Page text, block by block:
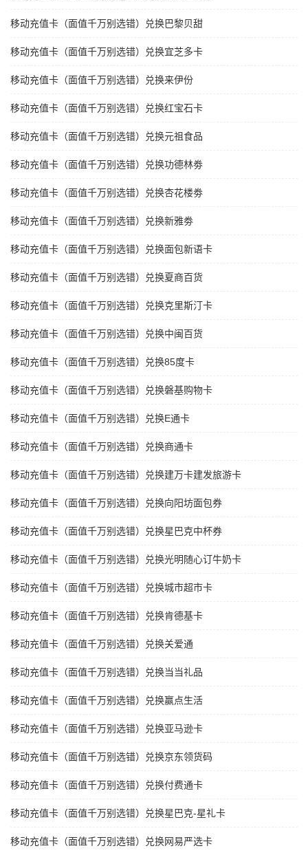
移动充值卡（面值千万别选错）兑换巴黎贝甜
移动充值卡（面值千万别选错）兑换宜芝多卡
移动充值卡（面值千万别选错）兑换来伊份
移动充值卡（面值千万别选错）兑换红宝石卡
移动充值卡（面值千万别选错）兑换元祖食品
移动充值卡（面值千万别选错）兑换功德林劵
移动充值卡（面值千万别选错）兑换杏花楼劵
移动充值卡（面值千万别选错）兑换新雅劵
移动充值卡（面值千万别选错）兑换面包新语卡
移动充值卡（面值千万别选错）兑换夏商百货
移动充值卡（面值千万别选错）兑换克里斯汀卡
移动充值卡（面值千万别选错）兑换中闽百货
移动充值卡（面值千万别选错）兑换85度卡
移动充值卡（面值千万别选错）兑换磐基购物卡
移动充值卡（面值千万别选错）兑换E通卡
移动充值卡（面值千万别选错）兑换商通卡
移动充值卡（面值千万别选错）兑换建万卡建发旅游卡
移动充值卡（面值千万别选错）兑换向阳坊面包券
移动充值卡（面值千万别选错）兑换星巴克中杯券
移动充值卡（面值千万别选错）兑换光明随心订牛奶卡
移动充值卡（面值千万别选错）兑换城市超市卡
移动充值卡（面值千万别选错）兑换肯德基卡
移动充值卡（面值千万别选错）兑换关爱通
移动充值卡（面值千万别选错）兑换当当礼品
移动充值卡（面值千万别选错）兑换赢点生活
移动充值卡（面值千万别选错）兑换亚马逊卡
移动充值卡（面值千万别选错）兑换京东领货码
移动充值卡（面值千万别选错）兑换付费通卡
移动充值卡（面值千万别选错）兑换星巴克-星礼卡
移动充值卡（面值千万别选错）兑换网易严选卡